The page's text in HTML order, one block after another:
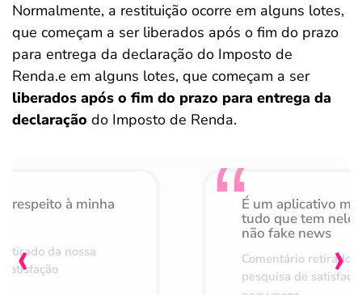
Normalmente, a restituição ocorre em alguns lotes,
que começam a ser liberados após o fim do prazo
para entrega da declaração do Imposto de
Renda.e em alguns lotes, que começam a ser
liberados após o fim do prazo para entrega da
declaração do Imposto de Renda.
respeito à minha
da nossa
É um aplicativo
tudo que tem nele
não fake news
Comentário retirado
pesquisa de
‹ ›